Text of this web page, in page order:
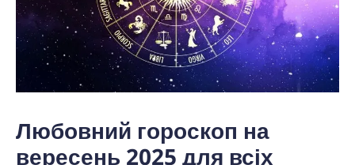
Любовний гороскоп на
вересень 2025 для всіх